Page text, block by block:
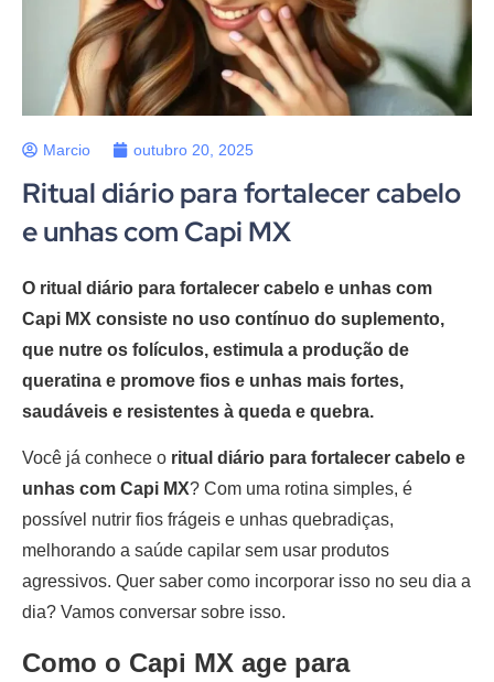
Marcio outubro 20, 2025
Ritual diário para fortalecer cabelo
e unhas com Capi MX
O ritual diário para fortalecer cabelo e unhas com
Capi MX consiste no uso contínuo do suplemento,
que nutre os folículos, estimula a produção de
queratina e promove fios e unhas mais fortes,
saudáveis e resistentes à queda e quebra.
Você já conhece o ritual diário para fortalecer cabelo e
unhas com Capi MX? Com uma rotina simples, é
possível nutrir fios frágeis e unhas quebradiças,
melhorando a saúde capilar sem usar produtos
agressivos. Quer saber como incorporar isso no seu dia a
dia? Vamos conversar sobre isso.
Como o Capi MX age para